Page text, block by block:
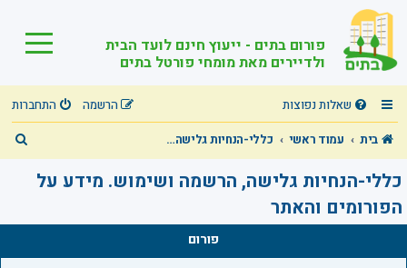
פורום בתים - ייעוץ חינם לועד הבית
ולדיירים מאת מומחי פורטל בתים
שאלות נפוצות התחברות
הרשמה
בית
עמוד ראשי כללי-הנחיות גלישה, הרשמה ושימוש. מידע על הפורומים והאתר
י
כללי-הנחיות גלישה, הרשמה ושימוש. מידע על
הפורומים והאתר
פורום